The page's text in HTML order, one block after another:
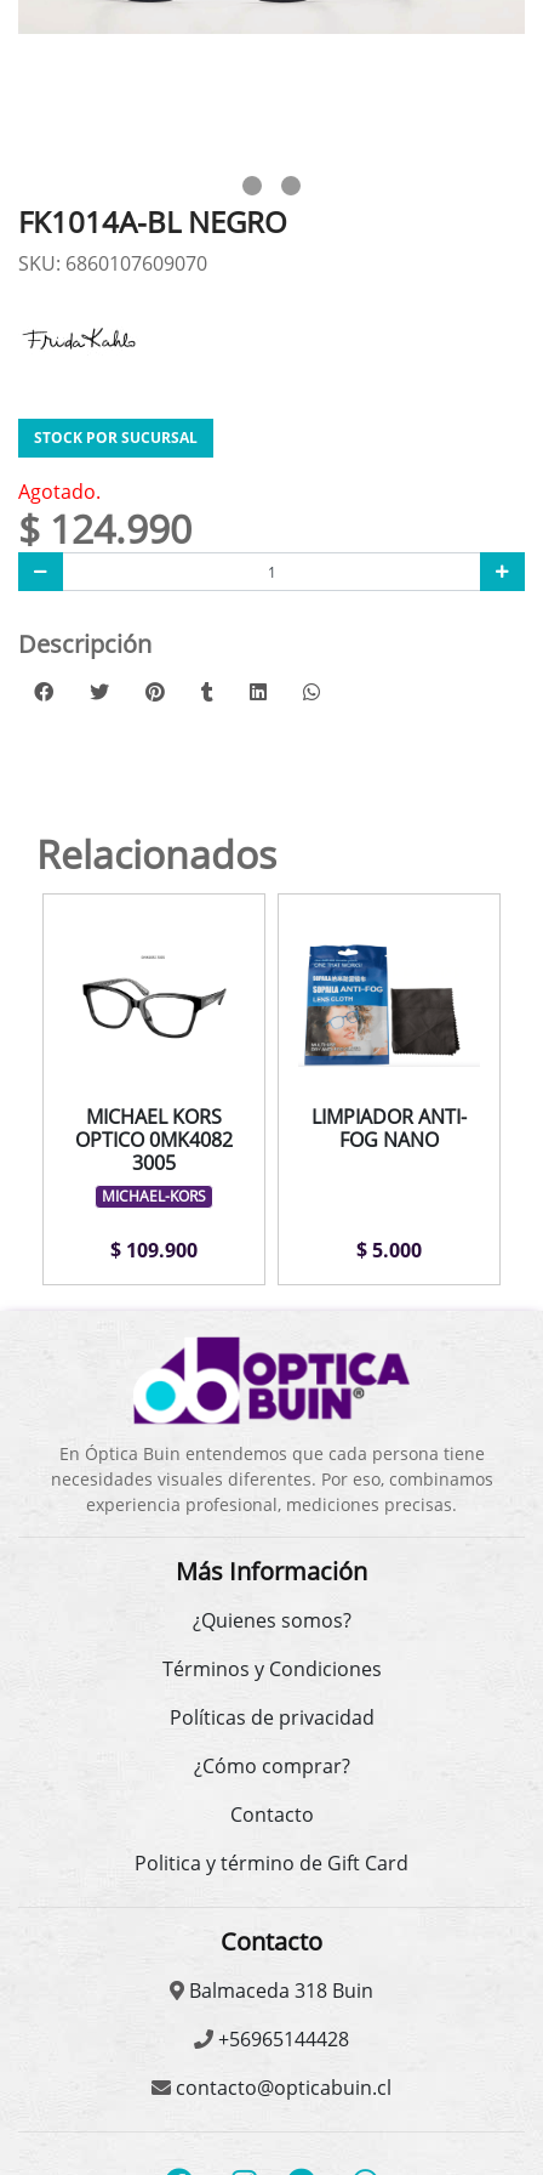
FK1014A-BL NEGRO
SKU: 6860107609070
STOCK POR SUCURSAL
Agotado.
$ 124.990
Descripción
Relacionados
MICHAEL KORS
OPTICO 0MK4082
3005
MICHAEL-KORS
$ 109.900
LIMPIADOR ANTI-
FOG NANO
$ 5.000
En Óptica Buin entendemos que cada persona tiene
necesidades visuales diferentes. Por eso, combinamos
experiencia profesional, mediciones precisas.
Más Información
¿Quienes somos?
Términos y Condiciones
Políticas de privacidad
¿Cómo comprar?
Contacto
Politica y término de Gift Card
Contacto
Balmaceda 318 Buin
+56965144428
contacto@opticabuin.cl